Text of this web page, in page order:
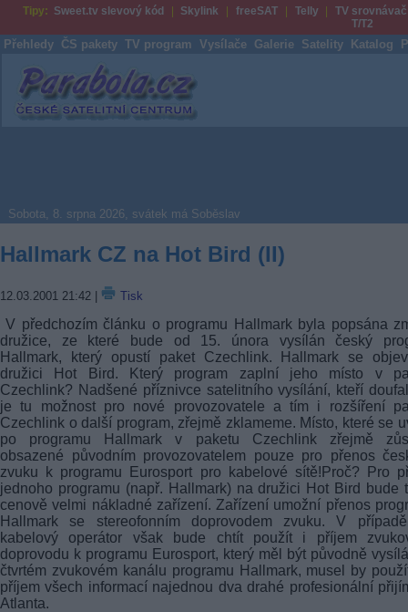
Tipy: Sweet.tv slevový kód Skylink freeSAT Telly
TV srovnávač
T/T2
Přehledy ČS pakety TV program Vysílače Galerie Satelity Katalog
Parabola.cz
Sobota, 8. srpna 2026, svátek má Soběslav
Hallmark CZ na Hot Bird (II)
12.03.2001 21:42 Tisk
V předchozím článku o programu Hallmark byla popsána
družice, ze které bude od 15. února vysílán český
Hallmark, který opustí paket Czechlink. Hallmark se
družici Hot Bird. Který program zaplní jeho místo v
Czechlink? Nadšené příznivce satelitního vysílání, kteří
je tu možnost pro nové provozovatele a tím i rozšíření
Czechlink o další program, zřejmě zklameme. Místo, které se
po programu Hallmark v paketu Czechlink zřejmě
obsazené původním provozovatelem pouze pro přenos
zvuku k programu Eurosport pro kabelové sítě!Proč? Pro
jednoho programu (např. Hallmark) na družici Hot Bird bude
cenově velmi nákladné zařízení. Zařízení umožní přenos
Hallmark se stereofonním doprovodem zvuku. V
kabelový operátor však bude chtít použít i příjem
doprovodu k programu Eurosport, který měl být původně
čtvrtém zvukovém kanálu programu Hallmark, musel by
příjem všech informací najednou dva drahé profesionální
Atlanta.